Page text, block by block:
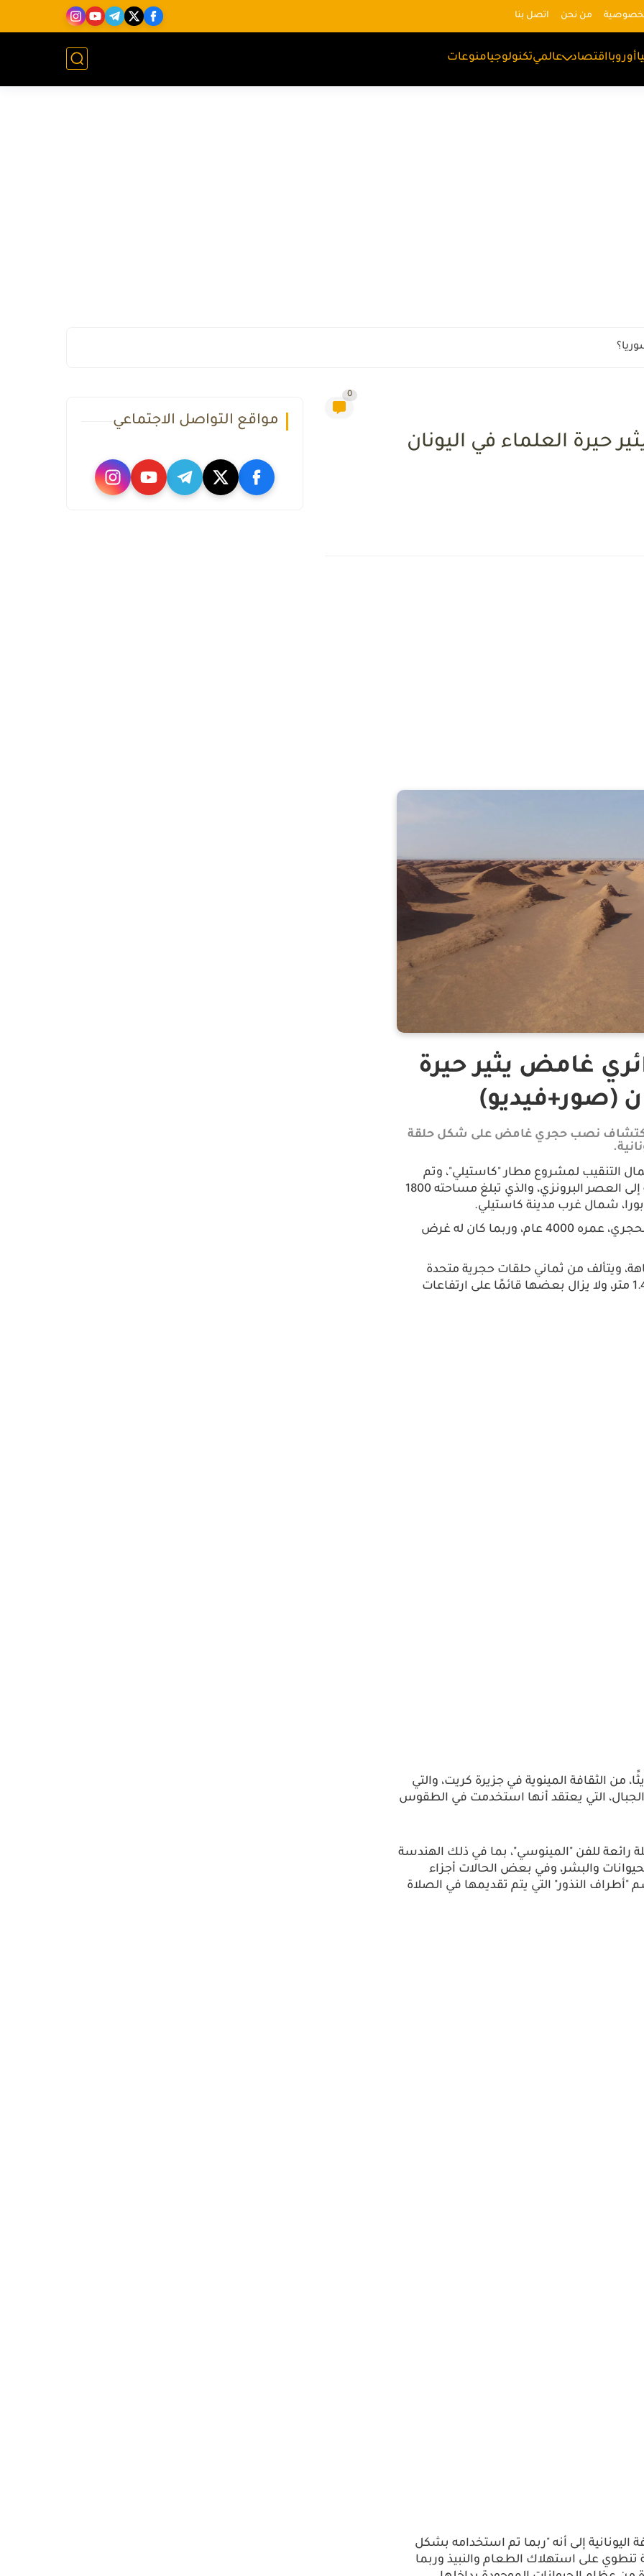
من نحن اتصل بنا
أوروبااقتصاد عالميتكنولوجيامنوعات
0
حيرة العلماء في اليونان
غامض يثير حيرة
(صور+فيديو)
عن اكتشاف نصب حجري غامض على شكل حلقة
التنقيب لمشروع مطار "كاستيلي"، وتم
العثور على الهيكل الذي يعود تاريخه إلى العصر البرونزي، والذي تبلغ مساحته 1800
شمال غرب مدينة كاستيلي.
ويعتقد علماء الآثار أن هذا النصب الحجري، عمره 4000 عام، وربما كان له غرض
ويتألف من ثماني حلقات حجرية متحدة
المركز، يبلغ سمكها في المتوسط ​​1.4 متر، ولا يزال بعضها قائمًا على ارتفاعات
من الثقافة المينوية في جزيرة كريت، والتي
التي يعتقد أنها استخدمت في الطقوس
رائعة للفن "المينوسي"، بما في ذلك الهندسة
والبشر، وفي بعض الحالات أجزاء
النذور" التي يتم تقديمها في الصلاة
إلى أنه "ربما تم استخدامه بشكل
على استهلاك الطعام والنبيذ وربما
مواقع التواصل الاجتماعي